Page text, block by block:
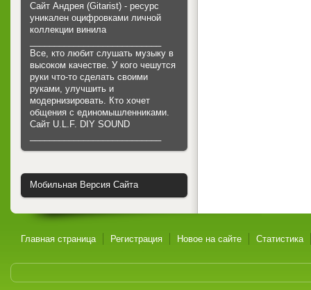
Сайт Андрея (Gitarist) - ресурс
уникален оцифровками личной
коллекции винила
Все, кто любит слушать музыку в
высоком качестве. У кого чешутся
руки что-то сделать своими
руками, улучшить и
модернизировать. Кто хочет
общения с единомышленниками.
Cайт U.L.F. DIY SOUND
Мобильная Версия Сайта
Главная страница Регистрация Новое на сайте Статистика